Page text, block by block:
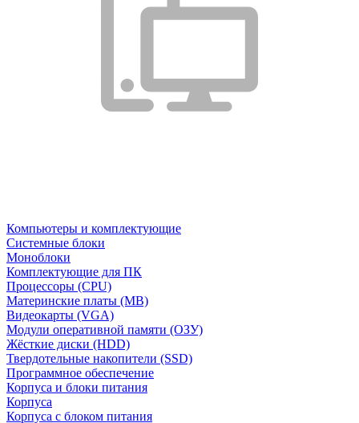
Компьютеры и комплектующие
Системные блоки
Моноблоки
Комплектующие для ПК
Процессоры (CPU)
Материнские платы (MB)
Видеокарты (VGA)
Модули оперативной памяти (ОЗУ)
Жёсткие диски (HDD)
Твердотельные накопители (SSD)
Программное обеспечение
Корпуса и блоки питания
Корпуса
Корпуса с блоком питания